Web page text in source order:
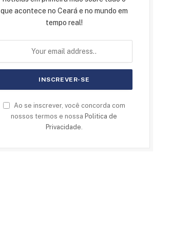
que acontece no Ceará e no mundo em
tempo real!
Ao se inscrever, você concorda com
nossos termos e nossa Politica de
Privacidade.